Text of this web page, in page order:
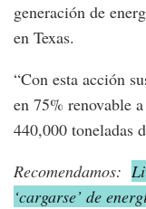
generación de
en Texas.
“Con esta acción
en 75% renovable
440,000 toneladas
Recomendamos:
‘cargarse’ de